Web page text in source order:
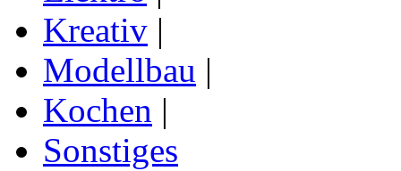
Kreativ |
Modellbau |
Kochen |
Sonstiges